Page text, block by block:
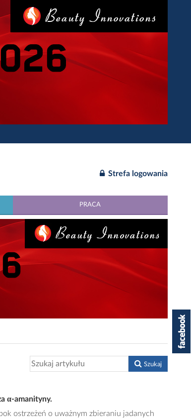
Strefa logowania
PRACA
Szukaj
α-amanityny.
ostrzeżeń o uważnym zbieraniu jadanych